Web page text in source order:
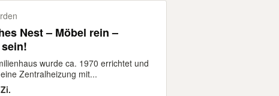
Nest – Möbel rein –
wurde ca. 1970 errichtet und
Zentralheizung mit...